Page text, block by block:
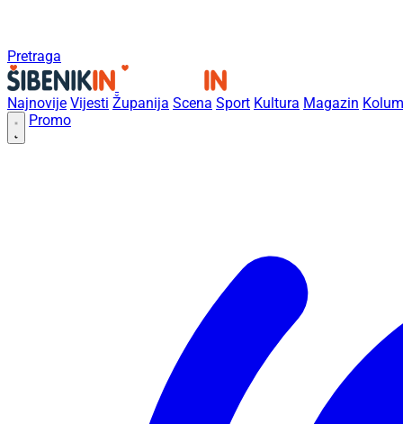
Pretraga
Najnovije Vijesti Županija Scena Sport Kultura Magazin
Promo